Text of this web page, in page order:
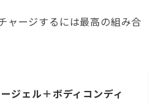
ャージするには最高の組み合
ジェル＋ボディコンディ